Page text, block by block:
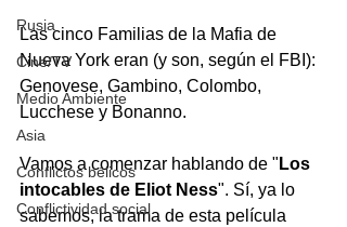
Rusia
Cine/TV
Medio Ambiente
Asia
Conflictos bélicos
Conflictividad social
Las cinco Familias de la Mafia de
Nueva York eran (y son, según el FBI):
Genovese, Gambino, Colombo,
Lucchese y Bonanno.
Vamos a comenzar hablando de " Los
intocables de Eliot Ness". Sí, ya lo
sabemos, la trama de esta película